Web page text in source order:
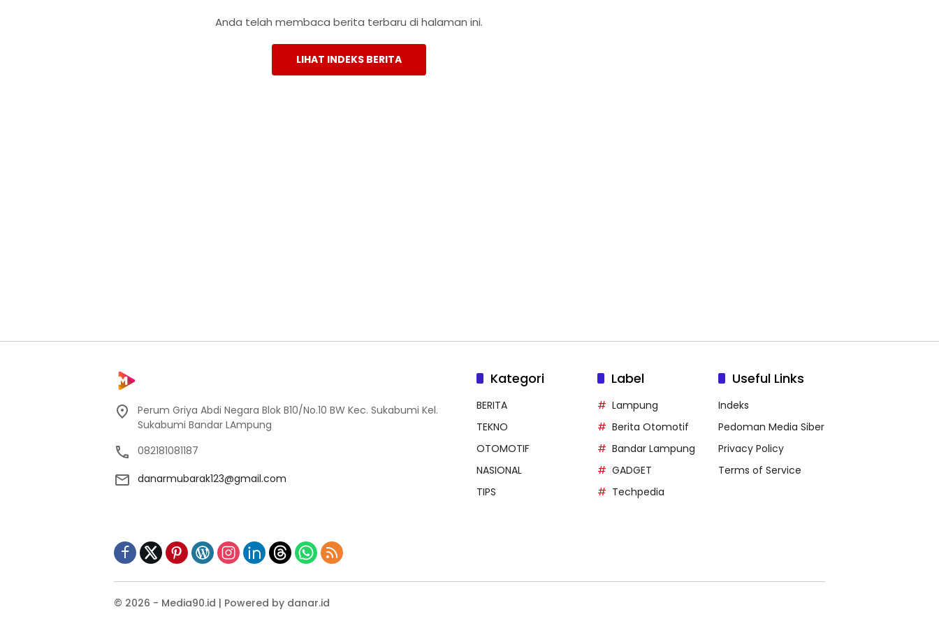
Anda telah membaca berita terbaru di halaman ini.
LIHAT INDEKS BERITA
Perum Griya Abdi Negara Blok B10/No.10 BW Kec. Sukabumi Kel.
Sukabumi Bandar LAmpung
082181081187
danarmubarak123@gmail.com
Kategori
BERITA
TEKNO
OTOMOTIF
NASIONAL
TIPS
Label
Lampung
Berita Otomotif
Bandar Lampung
GADGET
Techpedia
Useful Links
Indeks
Pedoman Media Siber
Privacy Policy
Terms of Service
© 2026 - Media90.id | Powered by danar.id